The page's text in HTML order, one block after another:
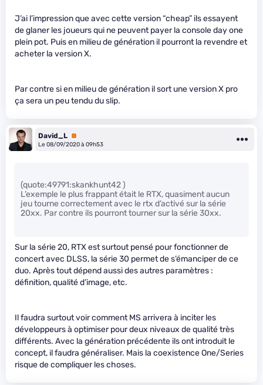
J’ai l’impression que avec cette version “cheap” ils essayent
de glaner les joueurs qui ne peuvent payer la console day one
plein pot. Puis en milieu de génération il pourront la revendre et
acheter la version X.
Par contre si en milieu de génération il sort une version X pro
ça sera un peu tendu du slip.
David_L Premium
Le 08/09/2020 à 09h53
(quote:49791:skankhunt42 )
L’exemple le plus frappant était le RTX, quasiment aucun
jeu tourne correctement avec le rtx d’activé sur la série
20xx. Par contre ils pourront tourner sur la série 30xx.
Sur la série 20, RTX est surtout pensé pour fonctionner de
concert avec DLSS, la série 30 permet de s’émanciper de ce
duo. Après tout dépend aussi des autres paramètres :
définition, qualité d’image, etc.
Il faudra surtout voir comment MS arrivera à inciter les
développeurs à optimiser pour deux niveaux de qualité très
différents. Avec la génération précédente ils ont introduit le
concept, il faudra généraliser. Mais la coexistence One/Series
risque de compliquer les choses.